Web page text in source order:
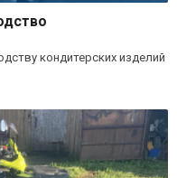
кондитерских изделий